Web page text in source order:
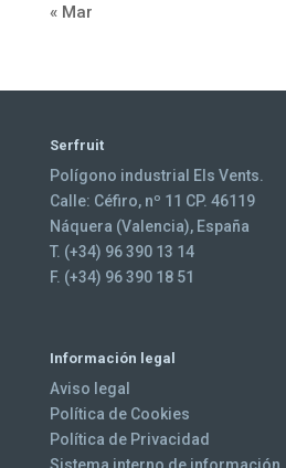
« Mar
Serfruit
Polígono industrial Els Vents.
Calle: Céfiro, nº 11 CP. 46119
Náquera (Valencia), España
T. (+34) 96 390 13 14
F. (+34) 96 390 18 51
Información legal
Aviso legal
Política de Cookies
Política de Privacidad